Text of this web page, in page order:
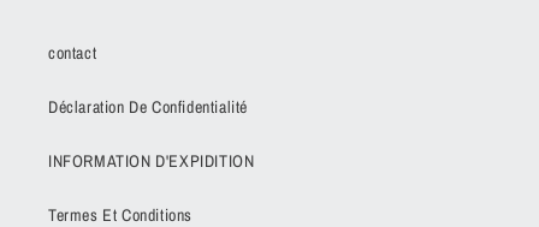
contact
Déclaration De Confidentialité
INFORMATION D'EXPIDITION
Termes Et Conditions